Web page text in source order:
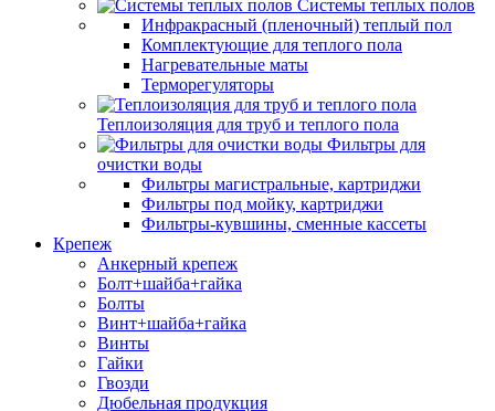
Системы теплых полов
Инфракрасный (пленочный) теплый пол
Комплектующие для теплого пола
Нагревательные маты
Терморегуляторы
Теплоизоляция для труб и теплого пола
Фильтры для
очистки воды
Фильтры магистральные, картриджи
Фильтры под мойку, картриджи
Фильтры-кувшины, сменные кассеты
Крепеж
Анкерный крепеж
Болт+шайба+гайка
Болты
Винт+шайба+гайка
Винты
Гайки
Гвозди
Дюбельная продукция